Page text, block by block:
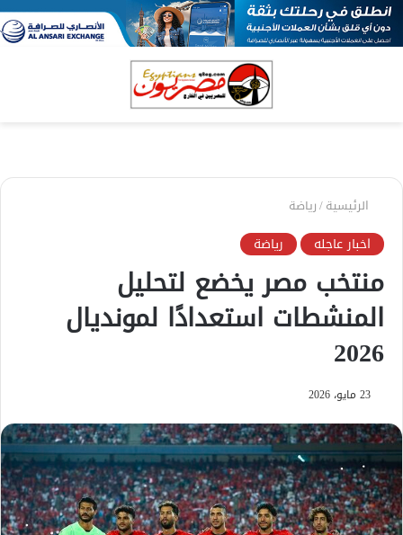
الرئيسية/رياضة
اخبار عاجله رياضة
منتخب مصر يخضع لتحليل
المنشطات استعدادًا لمونديال
2026
23 مايو، 2026